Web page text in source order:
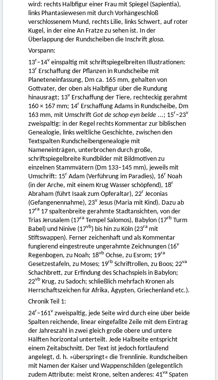
wird: rechts Halbfigur einer Frau mit Spiegel (Sapientia),
links Phantasiewesen mit durch Vorhängeschloß
verschlossenem Mund, rechts Lilie, links Schwert, auf roter
Kugel, in der eine An Fratze zu sehen ist. In der
Überlappung der Rundscheiben die Inschrift glosa.
Vorspann:
13r–14v einspaltig mit schriftspiegelbreiten Illustrationen:
13r Erschaffung der Pflanzen in Rundscheibe mit
Planeteneinfassung, Dm ca. 165 mm, gehalten von
Gottvater, der oben als Halbfigur über die Rundung
hinausragt; 13v Erschaffung der Tiere, rechteckig gerahmt
160 × 167 mm; 14r Erschaffung Adams in Rundscheibe, Dm
163 mm, mit Umschrift Got de schop eyn belde ...; 15r–23v
zweispaltig: in der Regel rechts Kommentar zur biblischen
Genealogie, links weltliche Geschichte, zwischen den
Textspalten Rundscheibengenealogie mit
Nameneinträgen, unterbrochen durch große,
schriftspiegelbreite Rundbilder mit Bildmotiven zu
einzelnen Stammvätern (Dm 133–145 mm), jeweils mit
Umschrift: 15r Adam (Verführung im Paradies), 16r Noah
(in der Arche, mit einem Krug Wasser schöpfend), 18r
Abraham (führt Isaak zum Opferaltar), 22r Jeconias
(Gefangenennahme), 23v Jesus (Maria mit Kind). Dazu ab
17ra 17 spaltenbreite gerahmte Stadtansichten, von der
Trias Jerusalem (17ra Tempel Salomos), Babylon (17rb Turm
Babel) und Ninive (17vb) bis hin zu Köln (23ra mit
Stiftswappen). Ferner zeichenhaft und als Kommentar
fungierend eingestreute ungerahmte Zeichnungen (16v
Regenbogen, zu Noah; 18vb Ochse, zu Esrom; 19ra
Gesetzestafeln, zu Moses; 19rb Schriftrollen, zu Boos; 22va
Schachbrett, zur Erfindung des Schachspiels in Babylon;
22vb Krug, zu Sadoch; schließlich mehrfach Kronen als
Herrschaftszeichen für Afrika, Ägypten, Griechenland etc.).
Chronik Teil 1:
24r–161v zweispaltig, jede Seite wird durch eine über beide
Spalten reichende, linear eingefaßte Zeile mit dem Eintrag
der Jahreszahl in zwei gleich große obere und untere
Hälften horizontal unterteilt. Jede Halbseite entspricht
einem Zeitabschnitt. Der Text ist jedoch fortlaufend
angelegt, d. h. »überspringt« die Trennlinie. Rundscheiben
mit Namen der Kaiser und Wappenschilden (gelegentlich
zudem Attribute: meist Krone, selten anderes: 41va Spaten